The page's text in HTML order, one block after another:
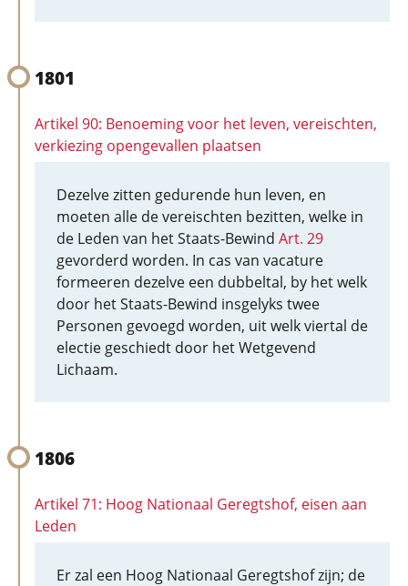
1801
Artikel 90: Benoeming voor het leven, vereischten,
verkiezing opengevallen plaatsen
Dezelve zitten gedurende hun leven, en
moeten alle de vereischten bezitten, welke in
de Leden van het Staats-Bewind Art. 29
gevorderd worden. In cas van vacature
formeeren dezelve een dubbeltal, by het welk
door het Staats-Bewind insgelyks twee
Personen gevoegd worden, uit welk viertal de
electie geschiedt door het Wetgevend
Lichaam.
1806
Artikel 71: Hoog Nationaal Geregtshof, eisen aan
Leden
Er zal een Hoog Nationaal Geregtshof zijn; de